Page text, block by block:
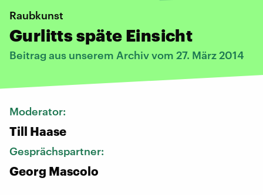
Raubkunst
Gurlitts späte Einsicht
Beitrag aus unserem Archiv vom 27. März 2014
Moderator:
Till Haase
Gesprächspartner:
Georg Mascolo